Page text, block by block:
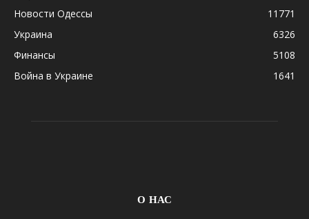
Новости Одессы
11771
Украина
6326
Финансы
5108
Война в Украине
1641
О НАС